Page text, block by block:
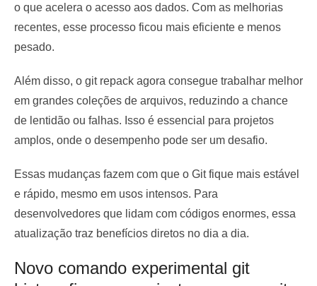
o que acelera o acesso aos dados. Com as melhorias
recentes, esse processo ficou mais eficiente e menos
pesado.
Além disso, o git repack agora consegue trabalhar melhor
em grandes coleções de arquivos, reduzindo a chance
de lentidão ou falhas. Isso é essencial para projetos
amplos, onde o desempenho pode ser um desafio.
Essas mudanças fazem com que o Git fique mais estável
e rápido, mesmo em usos intensos. Para
desenvolvedores que lidam com códigos enormes, essa
atualização traz benefícios diretos no dia a dia.
Novo comando experimental git